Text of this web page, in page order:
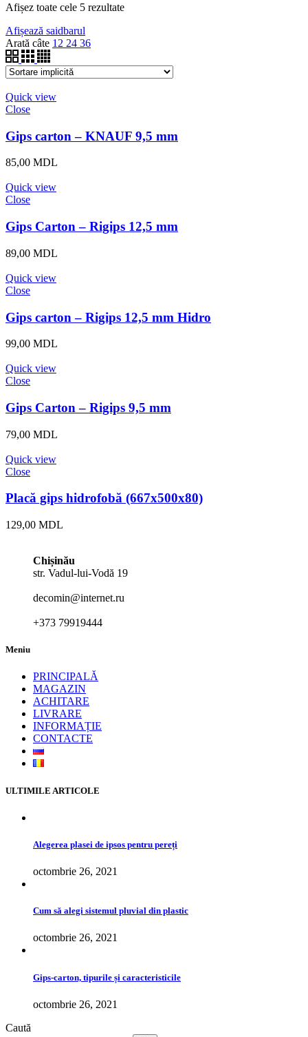
Afișez toate cele 5 rezultate
Afișează saidbarul
Arată câte 12 24 36
Quick view
Close
Gips carton – KNAUF 9,5 mm
85,00 MDL
Quick view
Close
Gips Carton – Rigips 12,5 mm
89,00 MDL
Quick view
Close
Gips carton – Rigips 12,5 mm Hidro
99,00 MDL
Quick view
Close
Gips Carton – Rigips 9,5 mm
79,00 MDL
Quick view
Close
Placă gips hidrofobă (667x500x80)
129,00 MDL
Chișinău
str. Vadul-lui-Vodă 19
decomin@internet.ru
+373 79919444
Meniu
PRINCIPALĂ
MAGAZIN
ACHITARE
LIVRARE
INFORMAȚIE
CONTACTE
ULTIMILE ARTICOLE
Alegerea plasei de ipsos pentru pereți
octombrie 26, 2021
Cum să alegi sistemul pluvial din plastic
octombrie 26, 2021
Gips-carton, tipurile și caracteristicile
octombrie 26, 2021
Caută